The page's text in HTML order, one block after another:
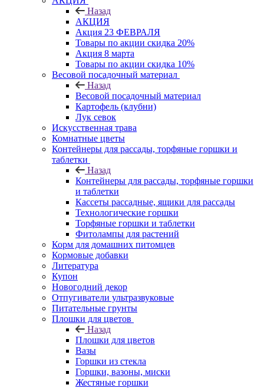
Назад
АКЦИЯ
Акция 23 ФЕВРАЛЯ
Товары по акции скидка 20%
Акция 8 марта
Товары по акции скидка 10%
Весовой посадочный материал
Назад
Весовой посадочный материал
Картофель (клубни)
Лук севок
Искусственная трава
Комнатные цветы
Контейнеры для рассады, торфяные горшки и
таблетки
Назад
Контейнеры для рассады, торфяные горшки
и таблетки
Кассеты рассадные, ящики для рассады
Технологические горшки
Торфяные горшки и таблетки
Фитолампы для растений
Корм для домашних питомцев
Кормовые добавки
Литература
Купон
Новогодний декор
Отпугиватели ультразвуковые
Питательные грунты
Плошки для цветов
Назад
Плошки для цветов
Вазы
Горшки из стекла
Горшки, вазоны, миски
Жестяные горшки